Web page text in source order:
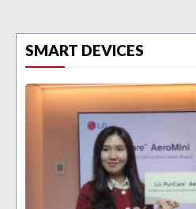
SMART DEVICES